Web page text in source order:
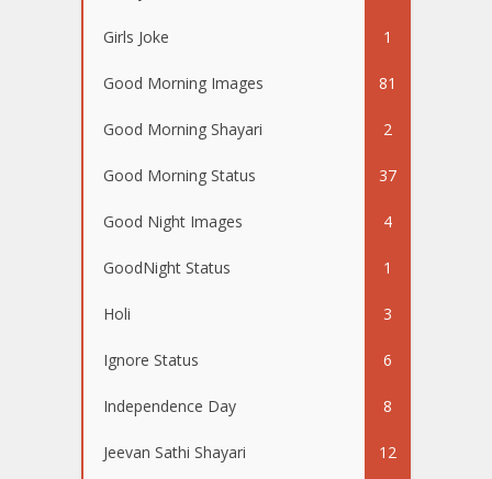
Girls Joke 1
Good Morning Images 81
Good Morning Shayari 2
Good Morning Status 37
Good Night Images 4
GoodNight Status 1
Holi 3
Ignore Status 6
Independence Day 8
Jeevan Sathi Shayari 12